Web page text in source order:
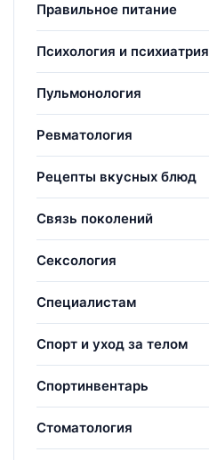
Правильное питание
Психология и психиатрия
Пульмонология
Ревматология
Рецепты вкусных блюд
Связь поколений
Сексология
Специалистам
Спорт и уход за телом
Спортинвентарь
Стоматология